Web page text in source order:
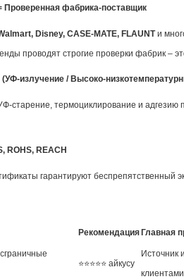
Проверенная фабрика-поставщик
Disney, CASE-MATE, FLAUNTи
проводят строгие проверки фабрик –
(УФ-излучение / Высоко-
старение, термоциклирование и
ROHS, REACH
гарантируют беспрепятственный
РекомендацияГлавная
⭐⭐⭐⭐⭐ айкусу
Источник
клиентами